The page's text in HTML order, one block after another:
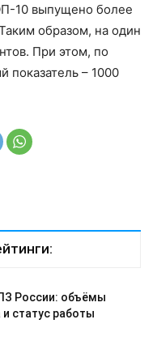
10 выпущено более
образом, на один
При этом, по
показатель – 1000
России: объёмы
статус работы